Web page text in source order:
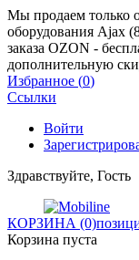
Мы продаем только
оборудования Ajax
заказа OZON -
дополнительную
Избранное (0)
Ссылки
Войти
Здравствуйте, Гость
КОРЗИНА (0)
Корзина пуста